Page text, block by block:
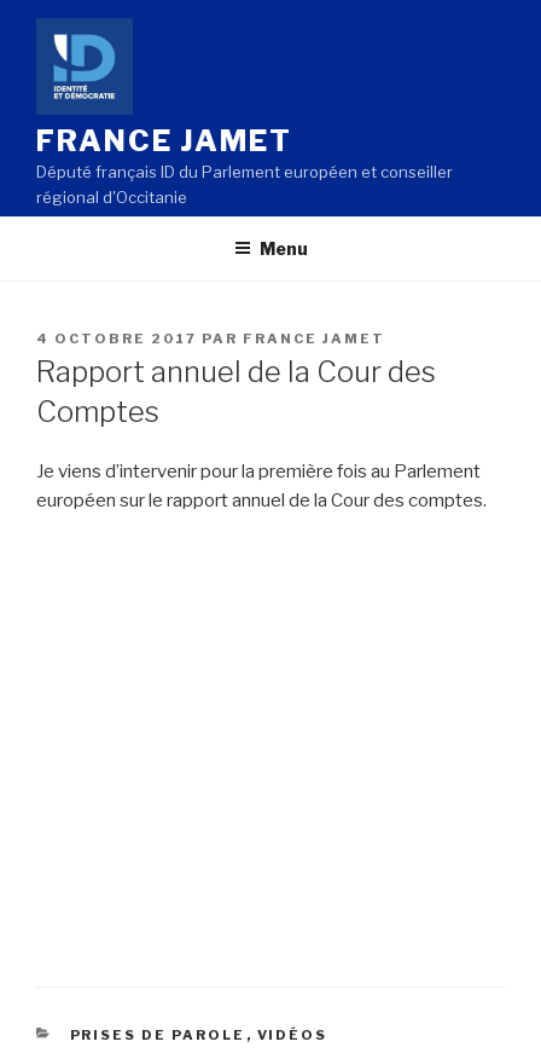
Aller
contenu
principal
FRANCE JAMET
Député français ID du Parlement européen et conseiller
régional d'Occitanie
Menu
PUBLIÉ
LE
4 OCTOBRE 2017 PAR FRANCE JAMET
Rapport annuel de la Cour des
Comptes
Je viens d’intervenir pour la première fois au Parlement
européen sur le rapport annuel de la Cour des comptes.
CATÉGORIES
PRISES DE PAROLE , VIDÉOS